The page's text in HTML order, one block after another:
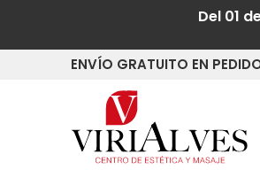
Del 01
ENVÍO GRATUITO EN